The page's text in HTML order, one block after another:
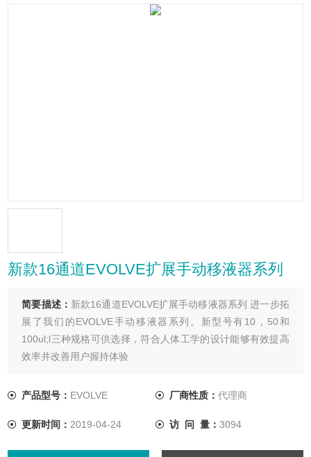
新款16通道EVOLVE扩展手动移液器系列
简要描述： 新款16通道EVOLVE扩展手动移液器系列 进一步拓
展了我们的EVOLVE手动移液器系列。新型号有10，50和
100ul;l三种规格可供选择，符合人体工学的设计能够有效提高
效率并改善用户握持体验
产品型号： EVOLVE 厂商性质： 代理商
更新时间： 2019-04-24 访 问 量： 3094